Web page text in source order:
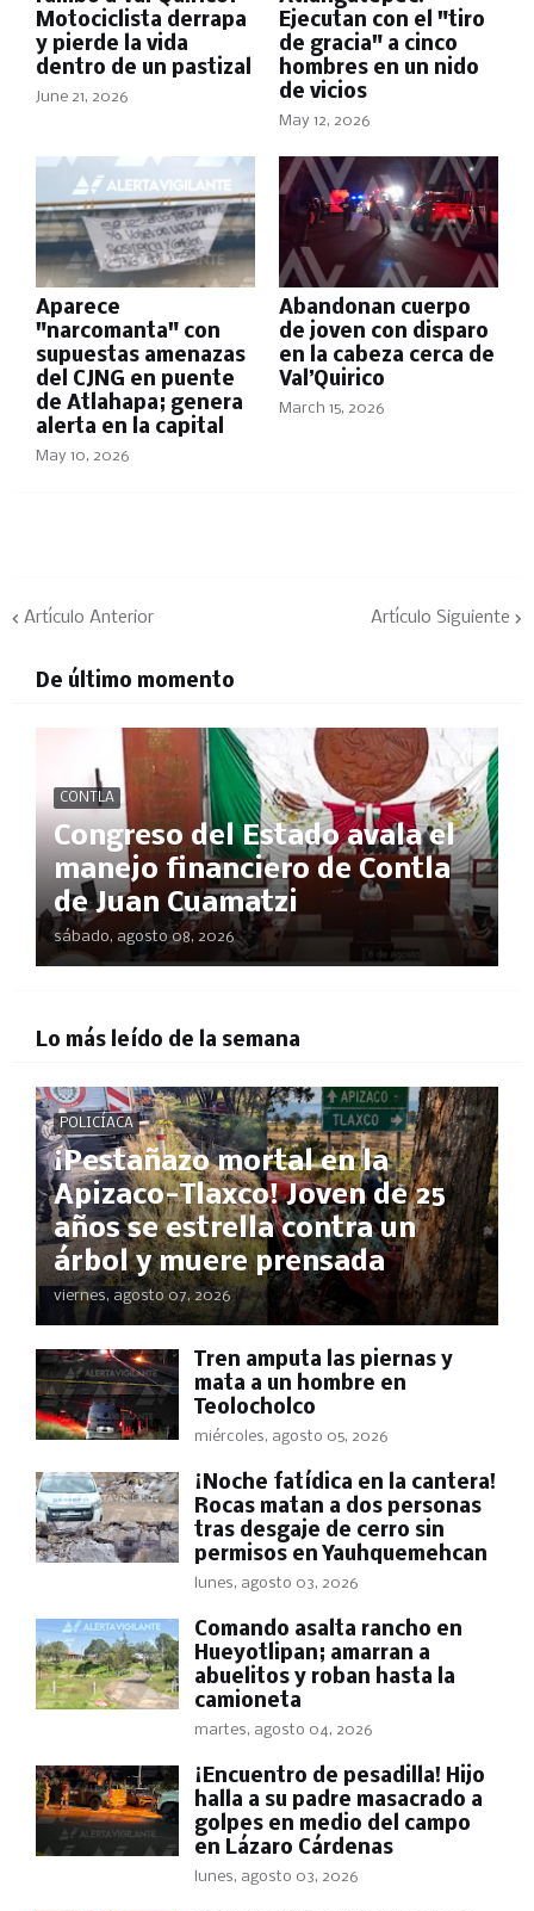
Motociclista derrapa
y pierde la vida
dentro de un pastizal
June 21, 2026
Ejecutan con el "tiro
de gracia" a cinco
hombres en un nido
de vicios
May 12, 2026
Aparece
"narcomanta" con
supuestas amenazas
del CJNG en puente
de Atlahapa; genera
alerta en la capital
May 10, 2026
Abandonan cuerpo
de joven con disparo
en la cabeza cerca de
Val’Quirico
March 15, 2026
Artículo Anterior Artículo Siguiente
De último momento
CONTLA
Congreso del Estado avala el
manejo financiero de Contla
de Juan Cuamatzi
sábado, agosto 08, 2026
Lo más leído de la semana
POLICÍACA
¡Pestañazo mortal en la
Apizaco-Tlaxco! Joven de 25
años se estrella contra un
árbol y muere prensada
viernes, agosto 07, 2026
Tren amputa las piernas y
mata a un hombre en
Teolocholco
miércoles, agosto 05, 2026
​¡Noche fatídica en la cantera!
Rocas matan a dos personas
tras desgaje de cerro sin
permisos en Yauhquemehcan
lunes, agosto 03, 2026
Comando asalta rancho en
Hueyotlipan; amarran a
abuelitos y roban hasta la
camioneta
martes, agosto 04, 2026
​¡Encuentro de pesadilla! Hijo
halla a su padre masacrado a
golpes en medio del campo
en Lázaro Cárdenas
lunes, agosto 03, 2026